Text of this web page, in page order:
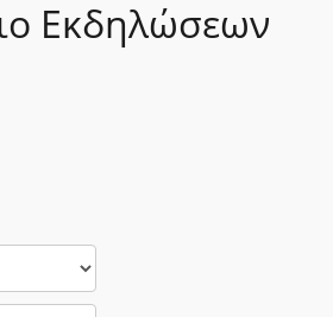
Εκδηλώσεων